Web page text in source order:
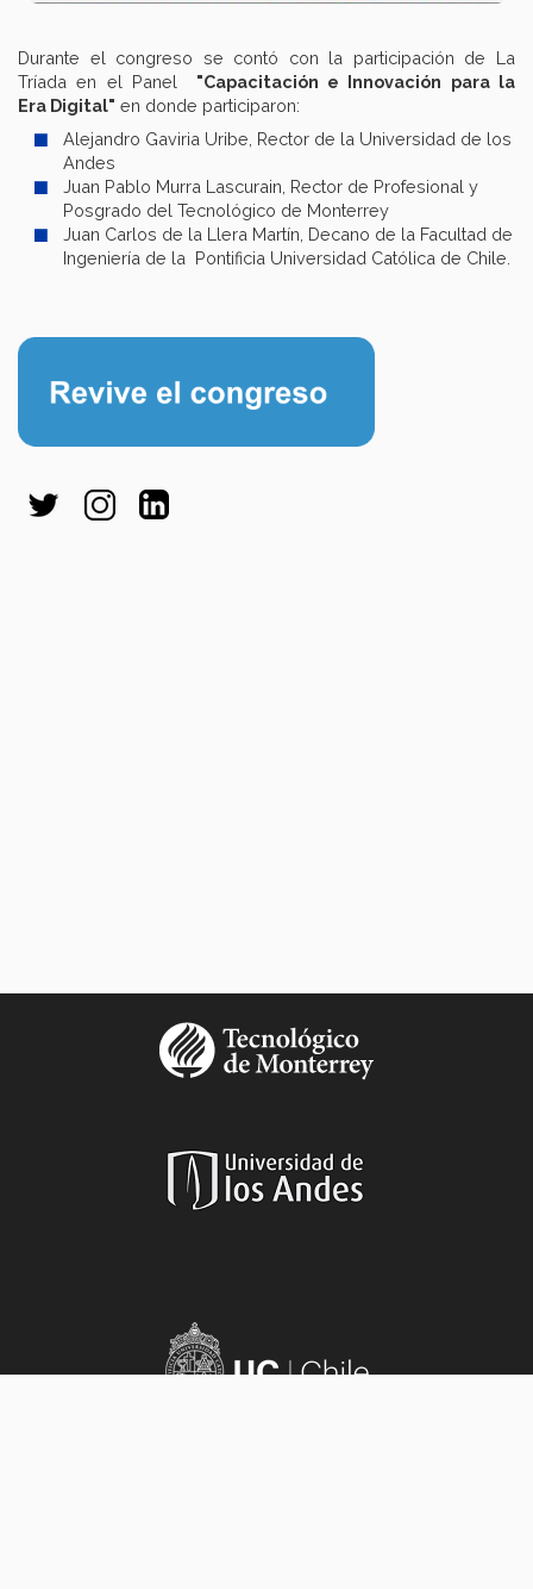
Durante el congreso se contó con la participación de La
Tríada en el Panel
"Capacitación e Innovación para la
Era Digital" en donde participaron:
Alejandro Gaviria Uribe, Rector de la Universidad de los
Andes
Juan Pablo Murra Lascurain, Rector de Profesional y
Posgrado del Tecnológico de Monterrey
Juan Carlos de la Llera Martín, Decano de la Facultad de
Ingeniería de la Pontificia Universidad Católica de Chile.